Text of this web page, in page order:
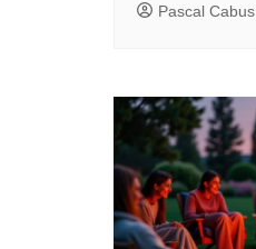
Pascal Cabus